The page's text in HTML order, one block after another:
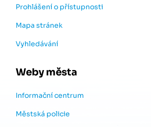
Prohlášení o přístupnosti
Mapa stránek
Vyhledávání
Weby města
Informační centrum
Městská policie